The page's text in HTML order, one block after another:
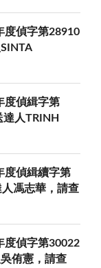
度偵字第28910
度偵緝字第
人TRINH
度偵緝續字第
馮志華，請查
度偵字第30022
侑憲，請查